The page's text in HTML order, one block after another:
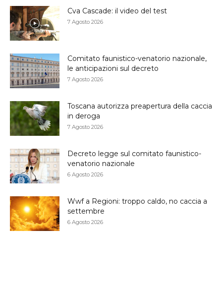
Cva Cascade: il video del test
7 Agosto 2026
Comitato faunistico-venatorio nazionale,
le anticipazioni sul decreto
7 Agosto 2026
Toscana autorizza preapertura della caccia
in deroga
7 Agosto 2026
Decreto legge sul comitato faunistico-
venatorio nazionale
6 Agosto 2026
Wwf a Regioni: troppo caldo, no caccia a
settembre
6 Agosto 2026